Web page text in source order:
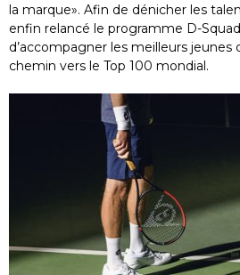
la marque». Afin de dénicher les
enfin relancé le programme D-
d’accompagner les meilleurs jeunes
chemin vers le Top 100 mondial.